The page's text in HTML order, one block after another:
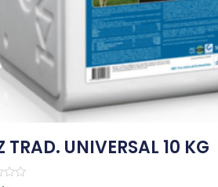
TRAD. UNIVERSAL 10 KG